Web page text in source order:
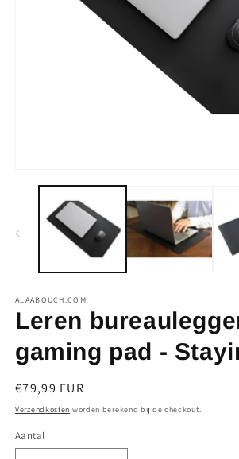
modaal
ALAABOUCH.COM
Leren
gaming pad -
Normale
prijs
€79,99 EUR
Verzendkosten worden berekend bij de checkout.
Aantal